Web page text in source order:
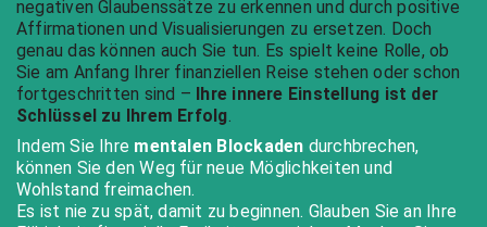
negativen Glaubenssätze zu erkennen und durch positive
Affirmationen und Visualisierungen zu ersetzen. Doch
genau das können auch Sie tun. Es spielt keine Rolle, ob
Sie am Anfang Ihrer finanziellen Reise stehen oder schon
fortgeschritten sind –
Ihre innere Einstellung ist der
Schlüssel zu Ihrem Erfolg.
Indem Sie Ihre mentalen Blockaden durchbrechen,
können Sie den Weg für neue Möglichkeiten und
Wohlstand freimachen.
Es ist nie zu spät, damit zu beginnen. Glauben Sie an Ihre